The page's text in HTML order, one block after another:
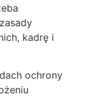
kadrę i
ochrony